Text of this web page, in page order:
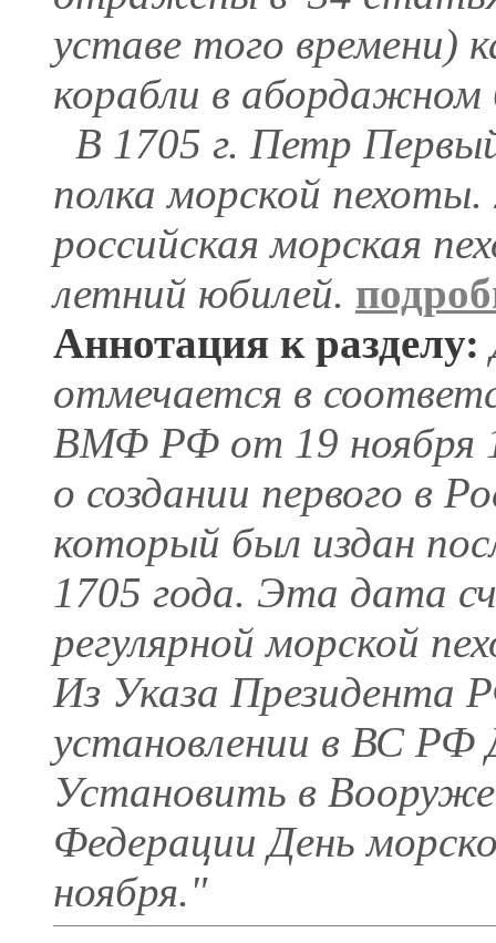
уставе того времени)
корабли в
В 1705 г. Петр Первый
полка морской пехоты.
российская морская
летний юбилей.
Аннотация к разделу:
отмечается в
ВМФ РФ от 19 ноября
о создании первого в
который был издан
1705 года. Эта дата
регулярной морской
Из Указа Президента
установлении в ВС
Установить в
Федерации День
ноября."